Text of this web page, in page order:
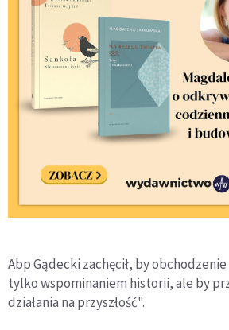
Abp Gądecki zachęcił, by
tylko wspominaniem historii, ale by
działania na przyszłość".